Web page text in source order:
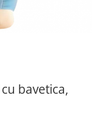
bavetica,